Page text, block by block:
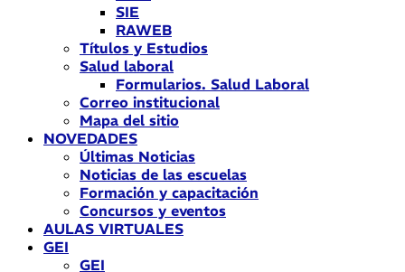
SIE
RAWEB
Títulos y Estudios
Salud laboral
Formularios. Salud Laboral
Correo institucional
Mapa del sitio
NOVEDADES
Últimas Noticias
Noticias de las escuelas
Formación y capacitación
Concursos y eventos
AULAS VIRTUALES
GEI
GEI